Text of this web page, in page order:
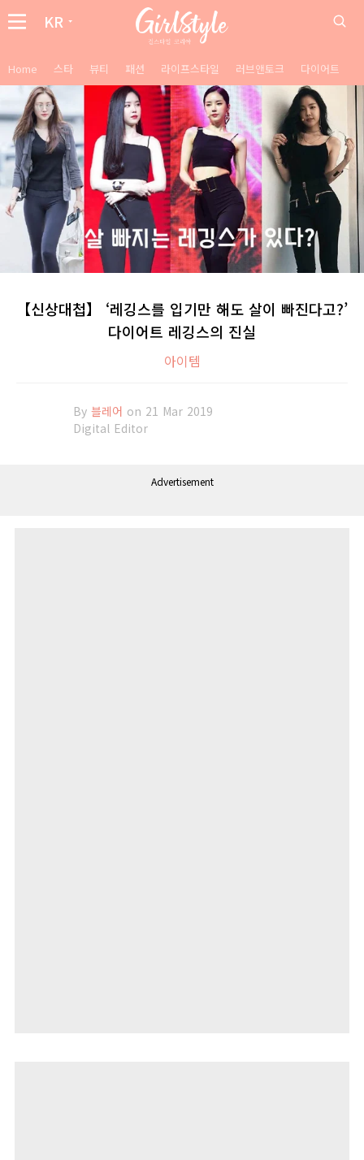
KR
Home 스타 뷰티 패션 라이프스타일 러브앤토크 다이어트
【신상대첩】 ‘레깅스를 입기만 해도 살이 빠진다고?’
다이어트 레깅스의 진실
아이템
By 블레어 on 21 Mar 2019
Digital Editor
Advertisement